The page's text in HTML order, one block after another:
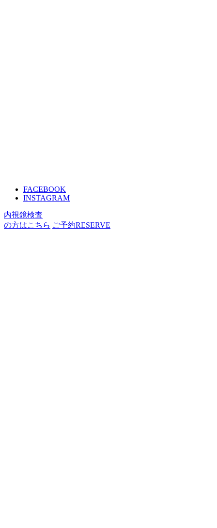
FACEBOOK
INSTAGRAM
内視鏡検査
の方はこちら ご予約RESERVE